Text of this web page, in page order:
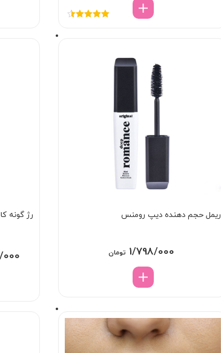
ریمل حجم دهنده دیپ رومنس
1/798/000 تومان
رژ گونه
000